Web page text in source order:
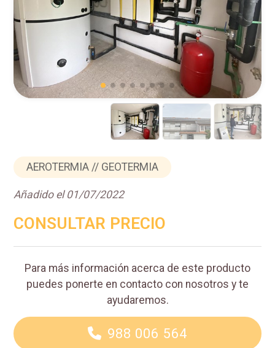
AEROTERMIA // GEOTERMIA
Añadido el 01/07/2022
CONSULTAR PRECIO
Para más información acerca de este producto
puedes ponerte en contacto con nosotros y te
ayudaremos.
988 006 564